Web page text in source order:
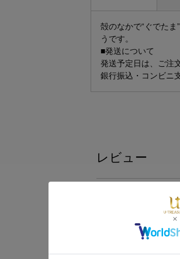
殻のなかで“ぐでた
うです。
■発送について
発送予定日は、ご注
銀行振込・コンビニ
レビュー